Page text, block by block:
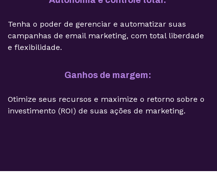
Tenha o poder de gerenciar e automatizar suas
campanhas de email marketing, com total liberdade
e flexibilidade.
Ganhos de margem:
Otimize seus recursos e maximize o retorno sobre o
investimento (ROI) de suas ações de marketing.